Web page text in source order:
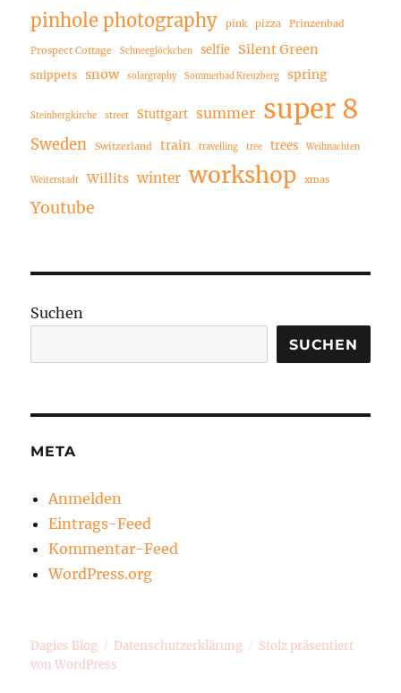
pinhole photography pink pizza Prinzenbad
Prospect Cottage Schneeglöckchen selfie Silent Green
snippets snow solargraphy Sommerbad Kreuzberg spring
Steinbergkirche street Stuttgart summer super 8
Sweden Switzerland train travelling tree trees Weihnachten
Weiterstadt Willits winter workshop xmas
Youtube
Suchen
SUCHEN
META
Anmelden
Eintrags-Feed
Kommentar-Feed
WordPress.org
Dagies Blog Datenschutzerklärung
Stolz präsentiert
von WordPress